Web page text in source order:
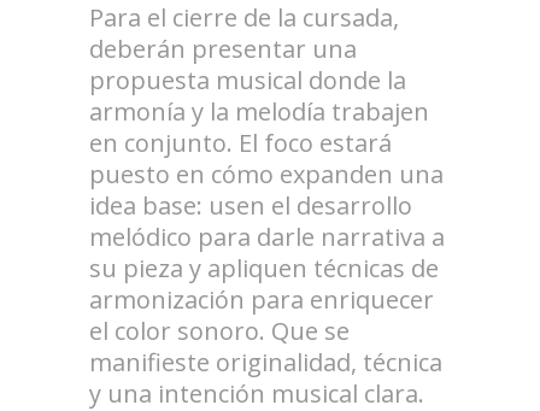
Para el cierre de la cursada,
deberán presentar una
propuesta musical donde la
armonía y la melodía trabajen
en conjunto. El foco estará
puesto en cómo expanden una
idea base: usen el desarrollo
melódico para darle narrativa a
su pieza y apliquen técnicas de
armonización para enriquecer
el color sonoro. Que se
manifieste originalidad, técnica
y una intención musical clara.